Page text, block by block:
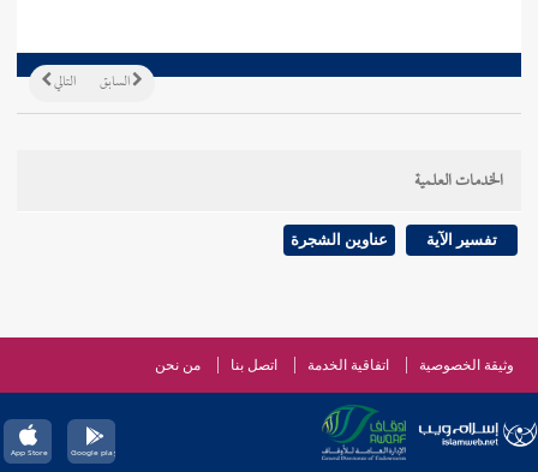
التالي السابق
الخدمات العلمية
تفسير الآية عناوين الشجرة
وثيقة الخصوصية اتفاقية الخدمة اتصل بنا من نحن